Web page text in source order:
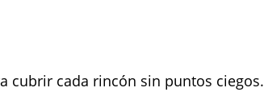
cubrir cada rincón sin puntos ciegos.